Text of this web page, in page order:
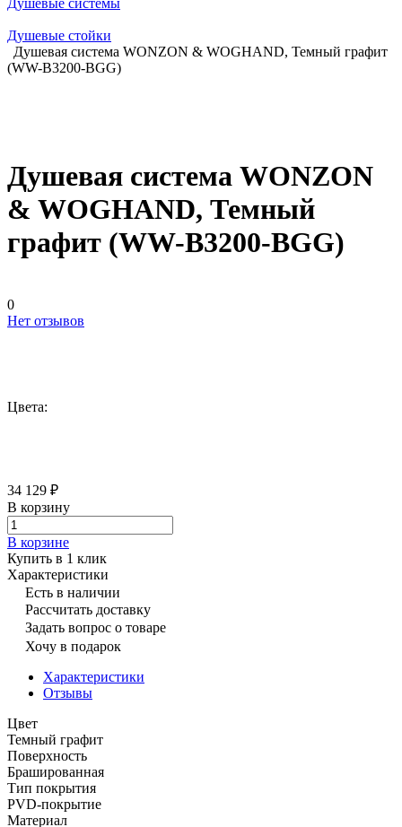
Душевые системы
Душевые стойки
Душевая система WONZON & WOGHAND, Темный графит
(WW-B3200-BGG)
Душевая система WONZON
& WOGHAND, Темный
графит (WW-B3200-BGG)
0
Нет отзывов
Цвета:
34 129 ₽
В корзину
В корзине
Купить в 1 клик
Характеристики
Есть в наличии
Рассчитать доставку
Задать вопрос о товаре
Хочу в подарок
Характеристики
Отзывы
Цвет
Темный графит
Поверхность
Брашированная
Тип покрытия
PVD-покрытие
Материал